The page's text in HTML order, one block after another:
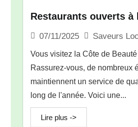
Restaurants ouverts à
07/11/2025 Saveurs
Vous visitez la Côte de
Rassurez-vous, de nombreux
maintiennent un service de
long de l'année. Voici une...
Lire plus ->